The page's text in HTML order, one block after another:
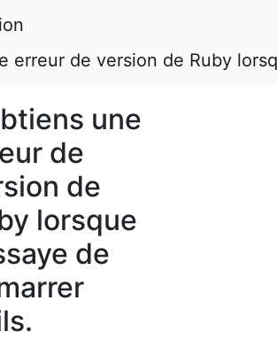
erreur de version de Ruby
une
de
de
lorsque
de